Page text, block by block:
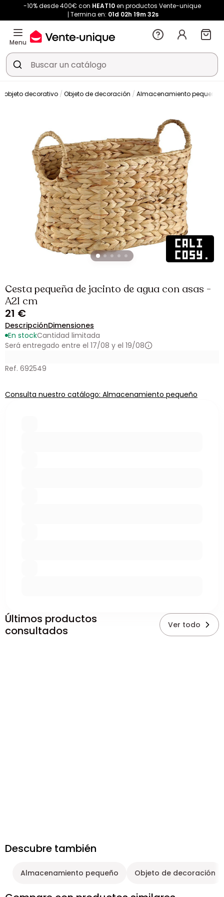
-10% desde 400€ con HEAT10en productos Vente-unique
Termina en: 01d 02h 19m 32s
Menu
objeto decorativo Objeto de decoración Almacenamiento pequeño
Cesta pequeña de jacinto de agua con asas -
A21 cm
21 €
DescripciónDimensiones
En stockCantidad limitada
Será entregado entre el 17/08 y el 19/08
Ref. 692549
Consulta nuestro catálogo: Almacenamiento pequeño
Últimos productos
consultados
Ver todo
Descubre también
Almacenamiento pequeño Objeto de decoración